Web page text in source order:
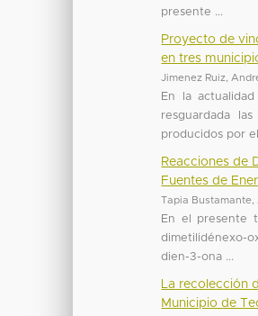
presente ...
Proyecto de
en tres
Jimenez Ruiz,
En la
resguardada
producidos por
Reacciones de
Fuentes de
Tapia Bustamante,
En el presente
dimetilidénexo-
dien-3-ona ...
La recolección
Municipio de